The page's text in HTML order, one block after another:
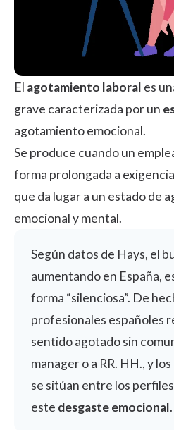
El agotamiento laboral es
grave caracterizada por un
agotamiento emocional.
Se produce cuando un
forma prolongada a
que da lugar a un estado de
emocional y mental.
Según datos de Hays, el
aumentando en España,
forma “silenciosa”. De
profesionales españoles
sentido agotado sin
manager o a RR. HH., y
se sitúan entre los
este desgaste emocional.